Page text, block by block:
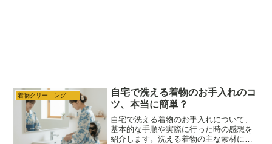
自宅で洗える着物のお手入れのコ
ツ、本当に簡単？
自宅で洗える着物のお手入れについて、
基本的な手順や実際に行った時の感想を
紹介します。洗える着物の主な素材に